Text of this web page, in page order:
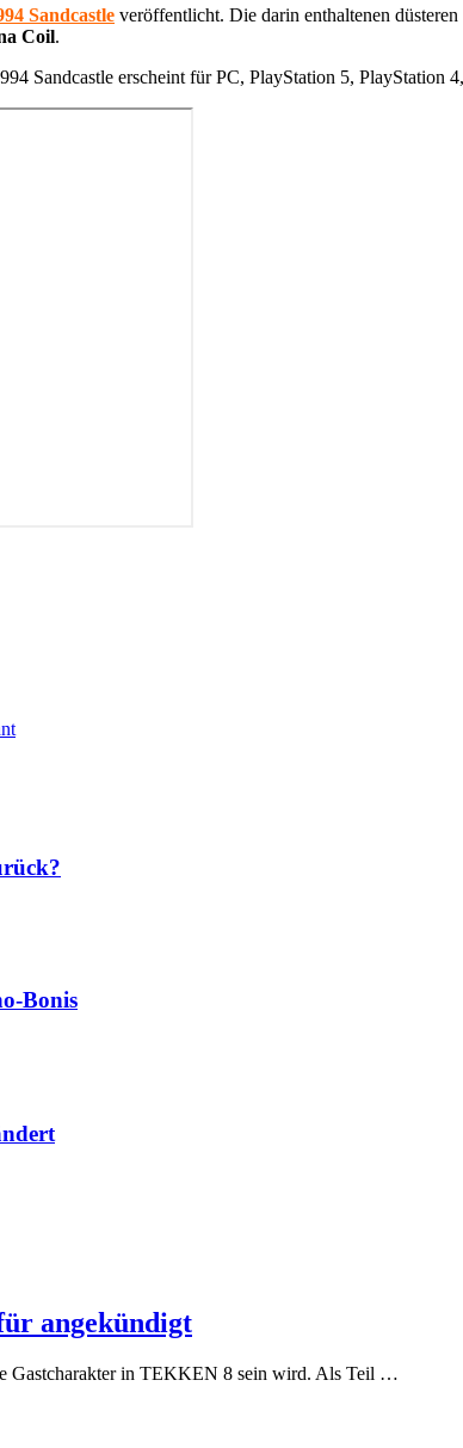
Sandcastle veröffentlicht. Die darin enthaltenen
Coil.
Sandcastle erscheint für PC, PlayStation 5, PlayStation
angekündigt
Gastcharakter in TEKKEN 8 sein wird. Als Teil …